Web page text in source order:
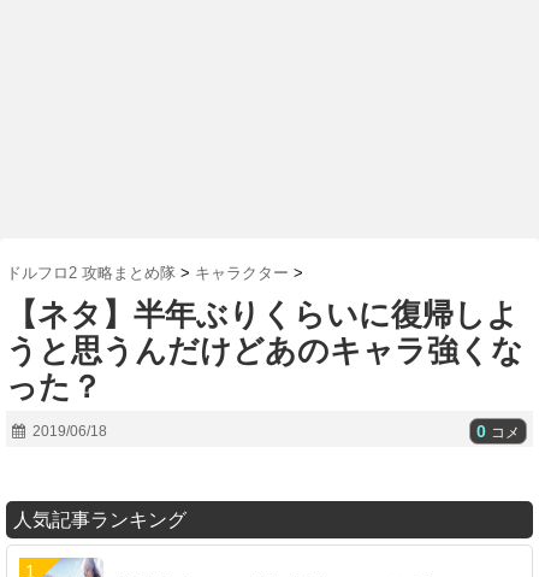
ドルフロ2 攻略まとめ隊 > キャラクター >
【ネタ】半年ぶりくらいに復帰しよ
うと思うんだけどあのキャラ強くな
った？
2019/06/18 0 コメ
人気記事ランキング